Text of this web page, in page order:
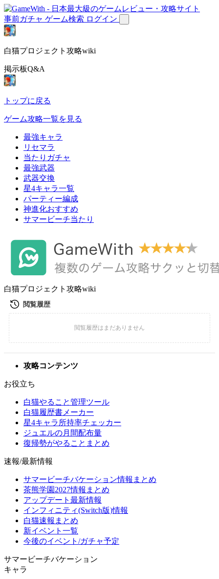
事前ガチャ ゲーム検索 ログイン
白猫プロジェクト攻略wiki
掲示板Q&A
トップに戻る
ゲーム攻略一覧を見る
最強キャラ
リセマラ
当たりガチャ
最強武器
武器交換
星4キャラ一覧
パーティー編成
神進化おすすめ
サマービーチ当たり
白猫プロジェクト攻略wiki
攻略コンテンツ
お役立ち
白猫やること管理ツール
白猫履歴書メーカー
星4キャラ所持率チェッカー
ジュエルの月間配布量
復帰勢がやることまとめ
速報/最新情報
サマービーチバケーション情報まとめ
茶熊学園2027情報まとめ
アップデート最新情報
インフィニティ(Switch版)情報
白猫速報まとめ
新イベント一覧
今後のイベント/ガチャ予定
サマービーチバケーション
キャラ